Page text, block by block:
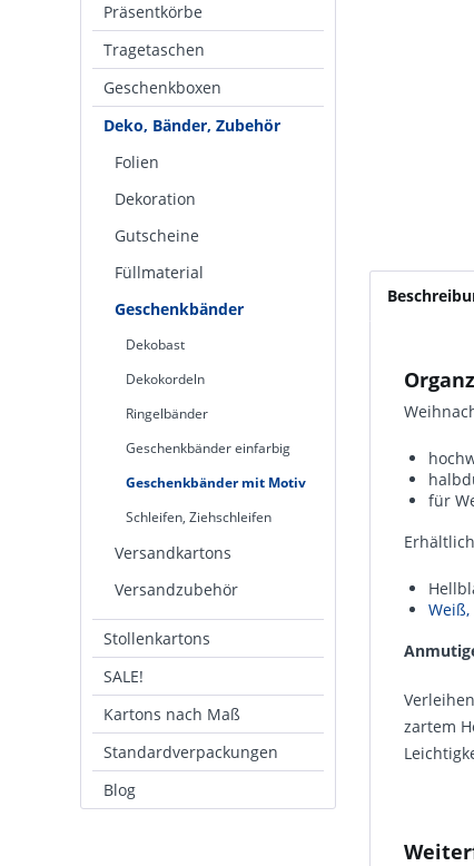
Präsentkörbe
Tragetaschen
Geschenkboxen
Deko, Bänder, Zubehör
Folien
Dekoration
Gutscheine
Füllmaterial
Geschenkbänder
Dekobast
Dekokordeln
Ringelbänder
Geschenkbänder einfarbig
Geschenkbänder mit Motiv
Schleifen, Ziehschleifen
Versandkartons
Versandzubehör
Stollenkartons
SALE!
Kartons nach Maß
Standardverpackungen
Blog
für
zartem